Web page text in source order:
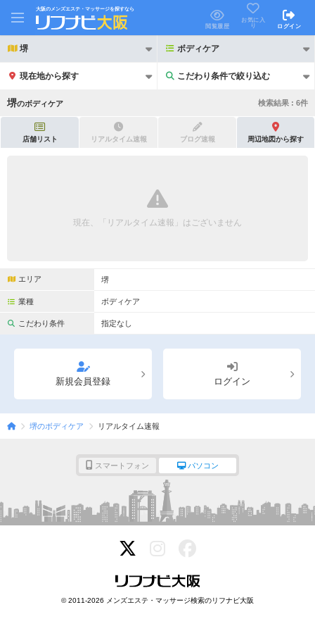
大阪のメンズエステ・マッサージを探すなら
閲覧履歴
お気に入
り
ログイン
堺 ボディケア
現在地から探す こだわり条件で絞り込む
こだわり条件で絞り込む
完全個室
ペアルームあり シャワー室完備
フットバスあり
専用駐車場あり 有資格者在籍
日本人スタッフのみ
Ｗセラピスト
こだわり条件を変更
堺のボディケア 検索結果 : 6件
店舗リスト リアルタイム速報 ブログ速報 周辺地図から探す
現在、「リアルタイム速報」はございません
エリア 堺
業種 ボディケア
こだわり条件 指定なし
新規会員登録 ログイン
堺のボディケア リアルタイム速報
スマートフォン パソコン
© 2011-2026 メンズエステ・マッサージ検索のリフナビ大阪